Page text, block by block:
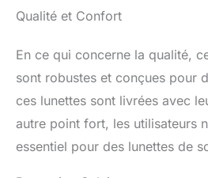
Qualité et Confort
En ce qui concerne la qualité,
sont robustes et conçues pour
ces lunettes sont livrées avec
autre point fort, les utilisateurs
essentiel pour des lunettes de